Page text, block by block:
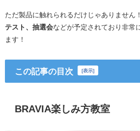
ただ製品に触れられるだけじゃありません
テスト、抽選会などが予定されており非常
ます！
この記事の目次 [表示]
BRAVIA楽しみ方教室